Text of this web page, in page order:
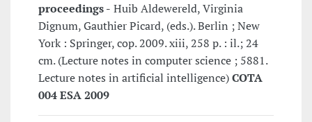
proceedings - Huib Aldewereld, Virginia
Dignum, Gauthier Picard, (eds.). Berlin ; New
York : Springer, cop. 2009. xiii, 258 p. : il.; 24
cm. (Lecture notes in computer science ; 5881.
Lecture notes in artificial intelligence)COTA
004 ESA 2009